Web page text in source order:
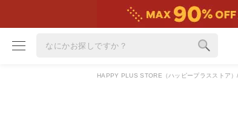
HAPPY PLUS STORE（ハッピープラスストア）